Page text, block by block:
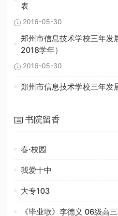
表
2016-05-30
郑州市信息技术学校三年
2018学年）
2016-05-30
郑州市信息技术学校三年发
书院留香
春·校园
我爱十中
大专103
《毕业歌》李德义 06级高